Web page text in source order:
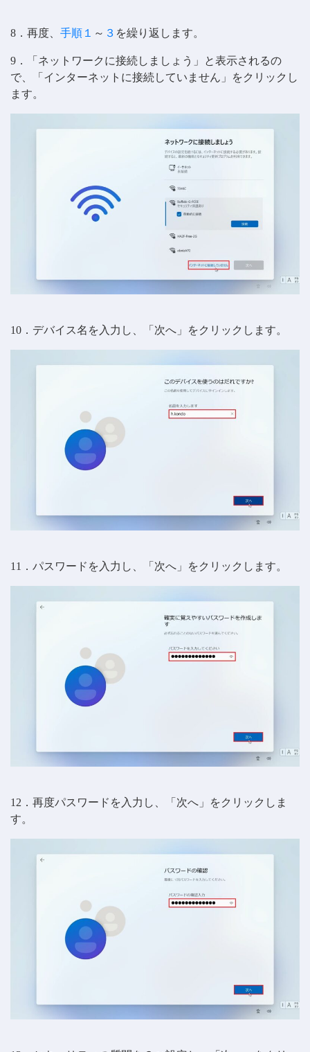
8．再度、 手順１ ～ ３ を繰り返します。
9．「ネットワークに接続しましょう」と表示されるの
で、「インターネットに接続していません」をクリックし
ます。
10．デバイス名を入力し、「次へ」をクリックします。
11．パスワードを入力し、「次へ」をクリックします。
12．再度パスワードを入力し、「次へ」をクリックしま
す。